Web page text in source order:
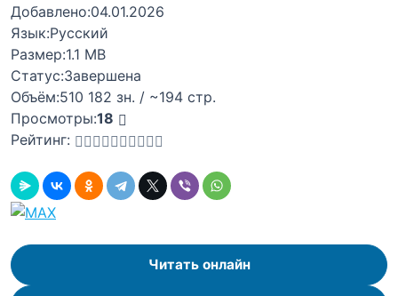
Добавлено:04.01.2026
Язык:Русский
Размер:1.1 MB
Статус:Завершена
Объём:510 182 зн. / ~194 стр.
Просмотры:18
Рейтинг:
Читать онлайн